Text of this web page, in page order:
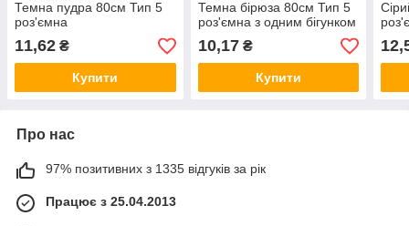
Темна пудра 80см Тип 5
роз'ємна
11,62 ₴
Купити
Темна бірюза 80см Тип 5
роз'ємна з одним бігунком
10,17₴
Купити
Про нас
97% позитивних з 1335 відгуків за рік
Працює з 25.04.2013